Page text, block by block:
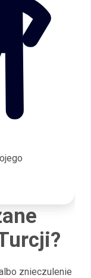
znieczulenie